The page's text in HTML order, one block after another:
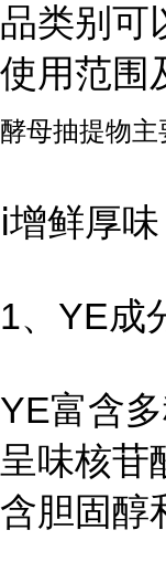
品类别可
使用范围
酵母抽提物主
ⅰ增鲜厚味
1、YE成
YE富含
呈味核苷
含胆固醇